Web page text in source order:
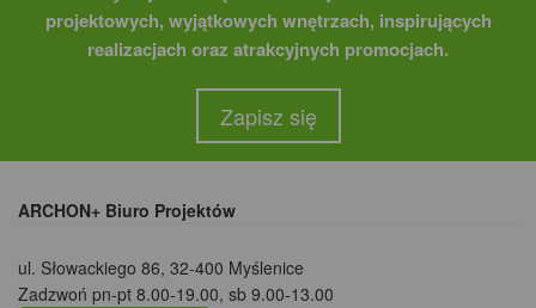
projektowych, wyjątkowych wnętrzach, inspirujących
realizacjach oraz atrakcyjnych promocjach.
Zapisz się
ARCHON+ Biuro Projektów
ul. Słowackiego 86, 32-400 Myślenice
Zadzwoń pn-pt 8.00-19.00, sb 9.00-13.00